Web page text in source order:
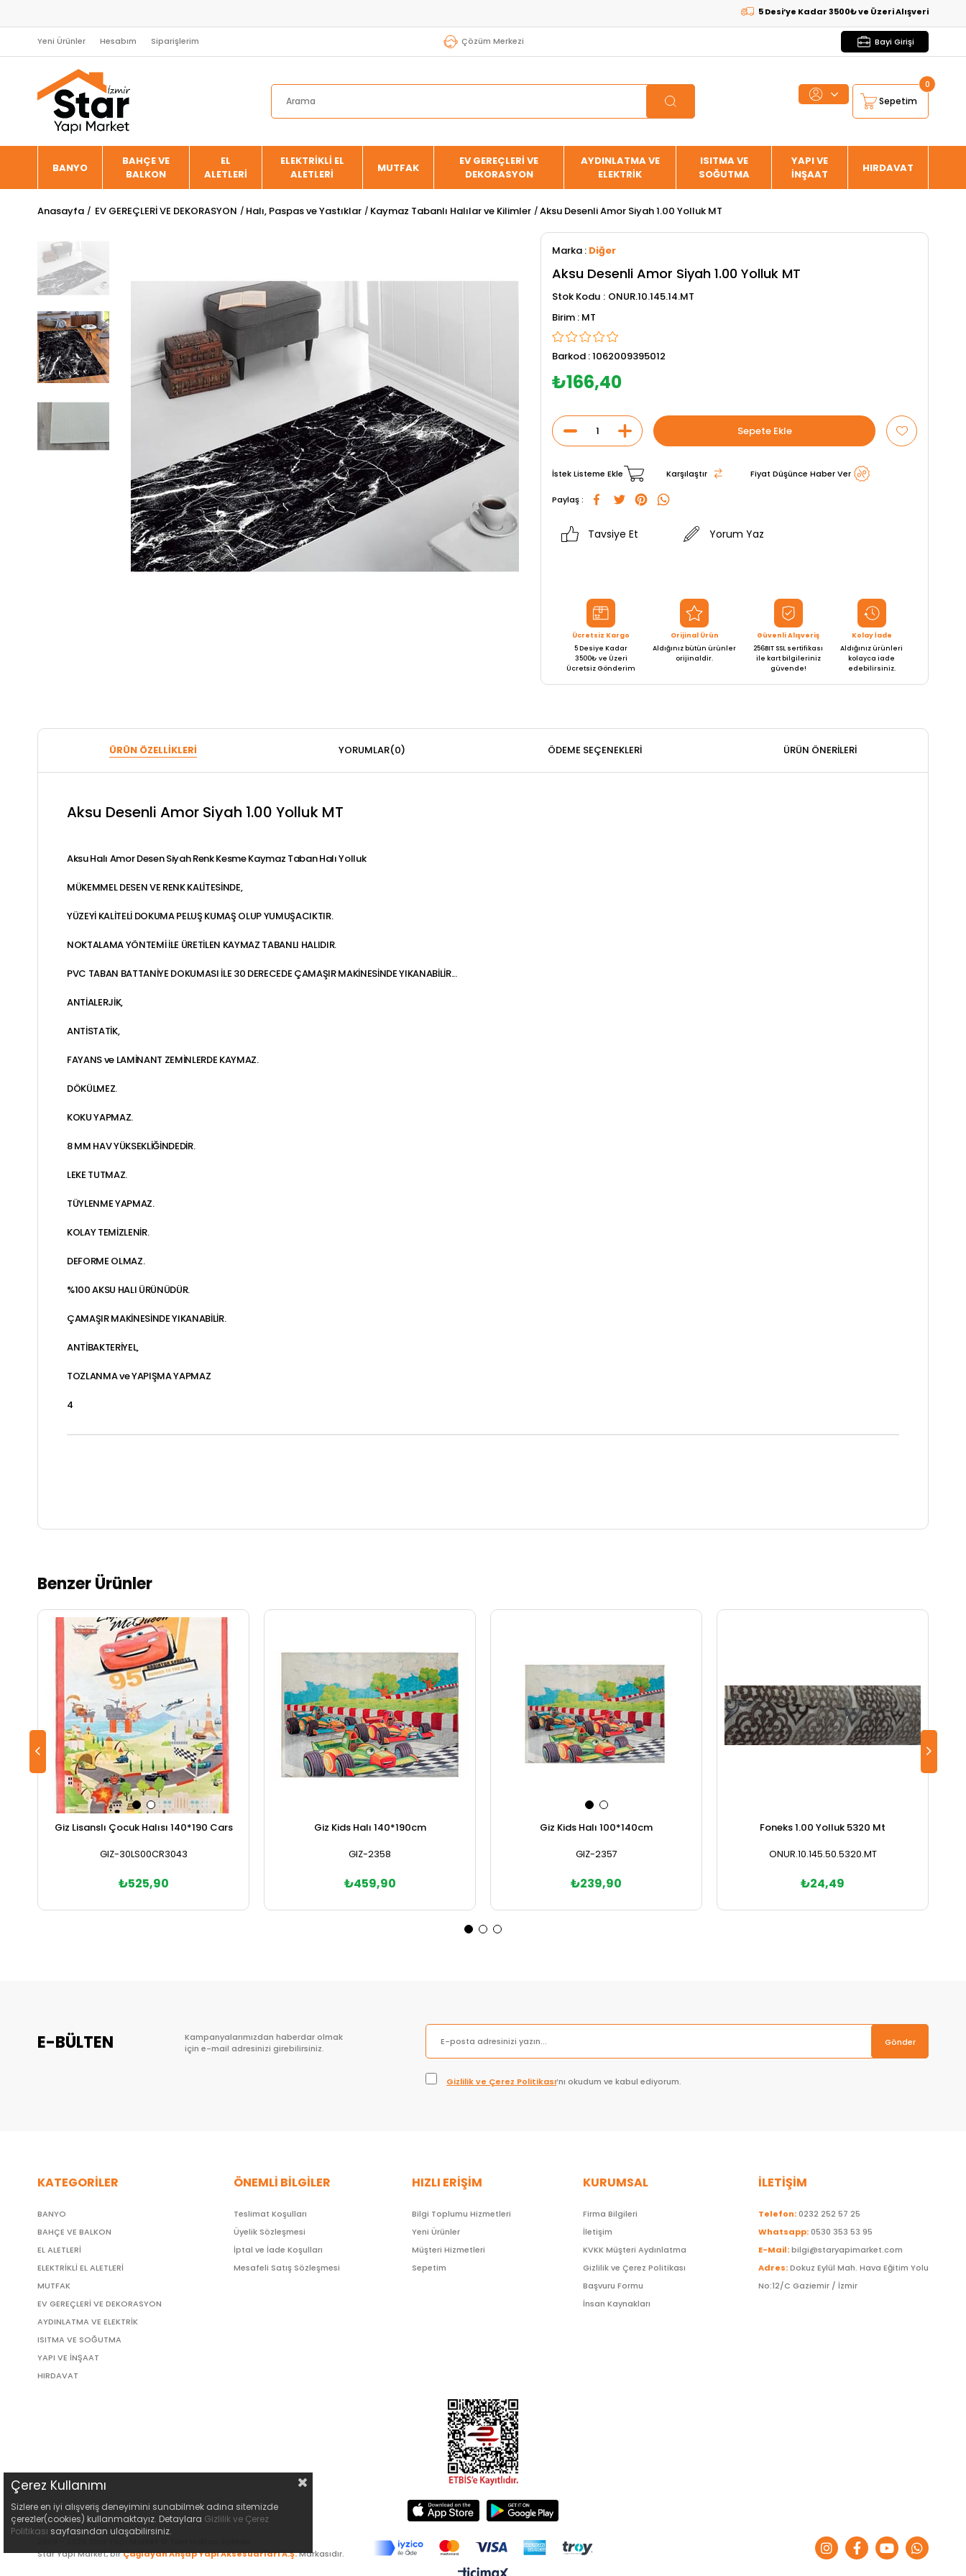
5 Desi’ye Kadar 3500₺ ve Üzeri AlışverişlerdeKARGO
Yeni Ürünler Hesabım Siparişlerim Çözüm Merkezi Bayi Girişi
Sepetim
0
BANYO
BAHÇE VE
BALKON
EL
ALETLERİ
ELEKTRİKLİ EL
ALETLERİ
MUTFAK
EV GEREÇLERİ VE
DEKORASYON
AYDINLATMA VE
ELEKTRİK
ISITMA VE
SOĞUTMA
YAPI VE
İNŞAAT
HIRDAVAT
Anasayfa EV GEREÇLERİ VE DEKORASYON Halı, Paspas ve Yastıklar Kaymaz Tabanlı Halılar ve Kilimler Aksu Desenli Amor Siyah 1.00 Yolluk MT
Marka : Diğer
Aksu Desenli Amor Siyah 1.00 Yolluk MT
Stok Kodu
ONUR.10.145.14.MT
MT
Barkod :1062009395012
₺166,40
İstek Listeme Ekle Karşılaştır Fiyat Düşünce Haber Ver
Paylaş :
Tavsiye Et Yorum Yaz
Ücretsiz Kargo
5 Desiye Kadar
3500₺ ve Üzeri
Ücretsiz Gönderim
Orijinal Ürün
Aldığınız bütün ürünler
orijinaldir.
Güvenli Alışveriş
256BIT SSL sertifikası
ile kart bilgileriniz
güvende!
Kolay İade
Aldığınız ürünleri
kolayca iade
edebilirsiniz.
ÜRÜN ÖZELLIKLERI YORUMLAR(0) ÖDEME SEÇENEKLERI ÜRÜN ÖNERILERI
Aksu Desenli Amor Siyah 1.00 Yolluk MT
Aksu Halı Amor Desen Siyah Renk Kesme Kaymaz Taban Halı Yolluk
MÜKEMMEL DESEN VE RENK KALİTESİNDE,
YÜZEYİ KALİTELİ DOKUMA PELUŞ KUMAŞ OLUP YUMUŞACIKTIR.
NOKTALAMA YÖNTEMİ İLE ÜRETİLEN KAYMAZ TABANLI HALIDIR.
PVC TABAN BATTANİYE DOKUMASI İLE 30 DERECEDE ÇAMAŞIR MAKİNESİNDE YIKANABİLİR...
ANTİALERJİK,
ANTİSTATİK,
FAYANS ve LAMİNANT ZEMİNLERDE KAYMAZ.
DÖKÜLMEZ.
KOKU YAPMAZ.
8 MM HAV YÜKSEKLİĞİNDEDİR.
LEKE TUTMAZ.
TÜYLENME YAPMAZ.
KOLAY TEMİZLENİR.
DEFORME OLMAZ.
%100 AKSU HALI ÜRÜNÜDÜR.
ÇAMAŞIR MAKİNESİNDE YIKANABİLİR.
ANTİBAKTERİYEL,
TOZLANMA ve YAPIŞMA YAPMAZ
4
Benzer Ürünler
Giz Lisanslı Çocuk Halısı 140*190 Cars
GIZ-30LS00CR3043
₺525,90
Giz Kids Halı 140*190cm
GIZ-2358
₺459,90
Giz Kids Halı 100*140cm
GIZ-2357
₺239,90
Foneks 1.00 Yolluk 5320 Mt
ONUR.10.145.50.5320.MT
₺24,49
E-BÜLTEN
Kampanyalarımızdan haberdar olmak
için e-mail adresinizi girebilirsiniz.
Gönder
Gizlilik ve Çerez Politikası’nı okudum ve kabul ediyorum.
KATEGORİLER
BANYO
BAHÇE VE BALKON
EL ALETLERİ
ELEKTRİKLİ EL ALETLERİ
MUTFAK
EV GEREÇLERİ VE DEKORASYON
AYDINLATMA VE ELEKTRİK
ISITMA VE SOĞUTMA
YAPI VE İNŞAAT
HIRDAVAT
ÖNEMLİ BİLGİLER
Teslimat Koşulları
Üyelik Sözleşmesi
İptal ve İade Koşulları
Mesafeli Satış Sözleşmesi
HIZLI ERİŞİM
Bilgi Toplumu Hizmetleri
Yeni Ürünler
Müşteri Hizmetleri
Sepetim
KURUMSAL
Firma Bilgileri
İletişim
KVKK Müşteri Aydınlatma
Gizlilik ve Çerez Politikası
Başvuru Formu
İnsan Kaynakları
İLETİŞİM
Telefon:0232 252 57 25
Whatsapp:0530 353 53 95
E-Mail:bilgi@staryapimarket.com
Adres:Dokuz Eylül Mah. Hava Eğitim Yolu
No:12/C Gaziemir / İzmir
Star Yapı Market, birÇağlayan Ahşap Yapı Aksesuarları A.Ş.Markasıdır.
Çerez Kullanımı
Sizlere en iyi alışveriş deneyimini sunabilmek adına sitemizde
çerezler(cookies) kullanmaktayız. Detaylara Gizlilik ve Çerez
Politikası sayfasından ulaşabilirsiniz.